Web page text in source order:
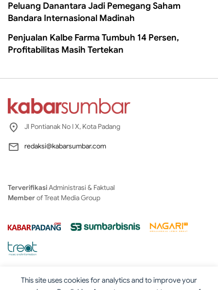
This site uses cookies for analytics and to improve your
Peluang Danantara Jadi Pemegang Saham
Bandara Internasional Madinah
Penjualan Kalbe Farma Tumbuh 14 Persen,
Profitabilitas Masih Tertekan
Jl Pontianak No I X, Kota Padang
redaksi@kabarsumbar.com
TerverifikasiAdministrasi & Faktual
Memberof Treat Media Group